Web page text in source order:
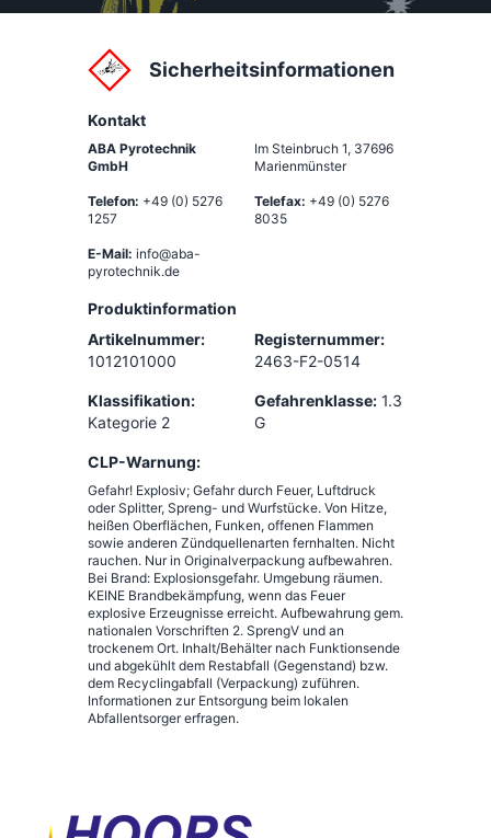
Sicherheitsinformationen
Kontakt
ABA Pyrotechnik
GmbH
Im Steinbruch 1, 37696
Marienmünster
Telefon: +49 (0) 5276
1257
Telefax: +49 (0) 5276
8035
E-Mail: info@aba-
pyrotechnik.de
Produktinformation
Artikelnummer:
1012101000
Registernummer:
2463-F2-0514
Klassifikation:
Kategorie 2
Gefahrenklasse: 1.3
G
CLP-Warnung:
Gefahr! Explosiv; Gefahr durch Feuer, Luftdruck
oder Splitter, Spreng- und Wurfstücke. Von Hitze,
heißen Oberflächen, Funken, offenen Flammen
sowie anderen Zündquellenarten fernhalten. Nicht
rauchen. Nur in Originalverpackung aufbewahren.
Bei Brand: Explosionsgefahr. Umgebung räumen.
KEINE Brandbekämpfung, wenn das Feuer
explosive Erzeugnisse erreicht. Aufbewahrung gem.
nationalen Vorschriften 2. SprengV und an
trockenem Ort. Inhalt/Behälter nach Funktionsende
und abgekühlt dem Restabfall (Gegenstand) bzw.
dem Recyclingabfall (Verpackung) zuführen.
Informationen zur Entsorgung beim lokalen
Abfallentsorger erfragen.